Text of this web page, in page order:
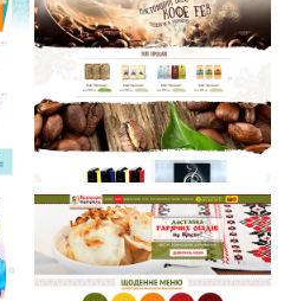
ИНТЕРНЕТ-МАГАЗИН
«LAMASTER»
СМОТРЕТЬ...
ИНТЕРНЕТ-МАГАЗИН
«СВЯТКО»